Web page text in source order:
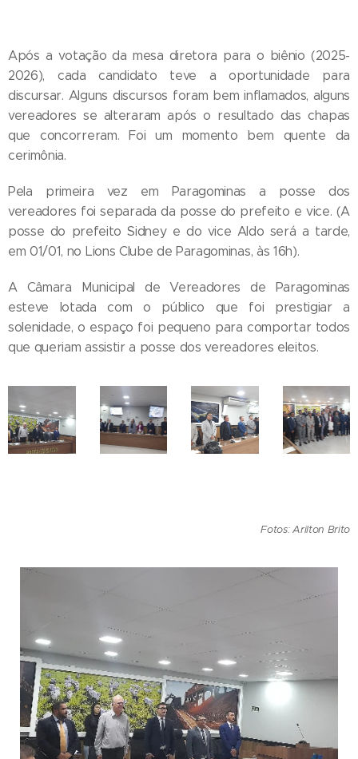
Após a votação da mesa diretora para o biênio (2025-
2026), cada candidato teve a oportunidade para
discursar. Alguns discursos foram bem inflamados, alguns
vereadores se alteraram após o resultado das chapas
que concorreram. Foi um momento bem quente da
cerimônia.
Pela primeira vez em Paragominas a posse dos
vereadores foi separada da posse do prefeito e vice. (A
posse do prefeito Sidney e do vice Aldo será a tarde,
em 01/01, no Lions Clube de Paragominas, às 16h).
A Câmara Municipal de Vereadores de Paragominas
esteve lotada com o público que foi prestigiar a
solenidade, o espaço foi pequeno para comportar todos
que queriam assistir a posse dos vereadores eleitos.
Fotos: Arilton Brito